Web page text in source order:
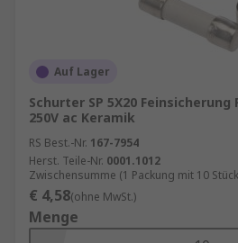
Auf Lager
Schurter SP 5X20 Feinsicherung
250V ac Keramik
RS Best.-Nr. 167-7954
Herst. Teile-Nr. 0001.1012
Zwischensumme (1 Packung mit 10
€ 4,58(ohne MwSt.)
Menge